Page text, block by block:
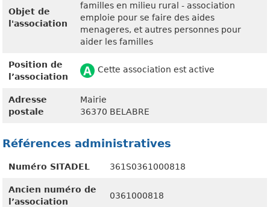
Objet de
l'association
familles en milieu rural - association
emploie pour se faire des aides
menageres, et autres personnes pour
aider les familles
Position de
l’association
Cette association est active
Adresse
postale
Mairie
36370 BELABRE
Références administratives
Numéro SITADEL 361S0361000818
Ancien numéro de
l’association
0361000818